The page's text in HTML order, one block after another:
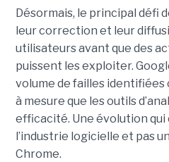
Désormais, le principal défi
leur correction et leur
utilisateurs avant que des
puissent les exploiter.
volume de failles
à mesure que les outils
efficacité. Une évolution qui
l’industrie logicielle et pas
Chrome.